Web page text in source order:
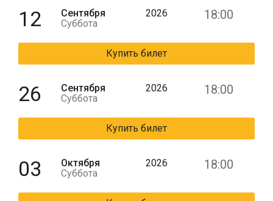
12
Сентября
Суббота
2026 18:00
Купить билет
26
Сентября
Суббота
2026 18:00
Купить билет
03
Октября
Суббота
2026 18:00